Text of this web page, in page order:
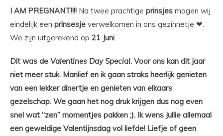
I AM PREGNANT!!!! Na twee prachtige prinsjes mogen wij
eindelijk een prinsesje verwelkomen in ons gezinnetje ❤.
We zijn uitgerekend op 21 Juni.
Dit was de Valentines Day Special. Voor ons kan dit jaar
niet meer stuk. Manlief en ik gaan straks heerlijk genieten
van een lekker dinertje en genieten van elkaars
gezelschap. We gaan het nog druk krijgen dus nog even
snel wat “zen” momentjes pakken ;). Ik wens jullie allemaal
een geweldige Valentijnsdag vol liefde! Liefje of geen